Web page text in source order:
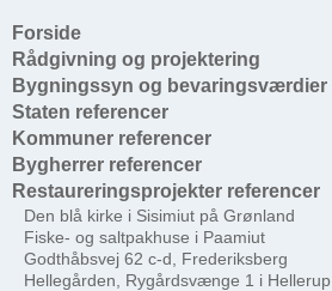
Forside
Rådgivning og projektering
Bygningssyn og bevaringsværdier
Staten referencer
Kommuner referencer
Bygherrer referencer
Restaureringsprojekter referencer
Den blå kirke i Sisimiut på Grønland
Fiske- og saltpakhuse i Paamiut
Godthåbsvej 62 c-d, Frederiksberg
Hellegården, Rygårdsvænge 1 i Hellerup